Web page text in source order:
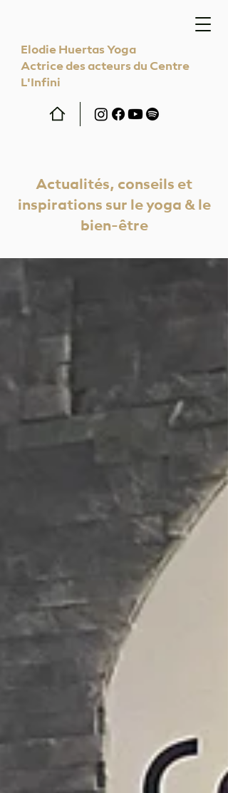
Elodie Huertas Yoga
Actrice des acteurs du Centre
L'Infini
Actualités, conseils et
inspirations sur le yoga & le
bien-être